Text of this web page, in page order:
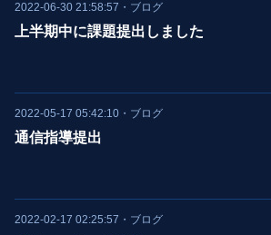
2022-06-30 21:58:57 ・ ブログ
上半期中に課題提出しました
2022-05-17 05:42:10 ・ ブログ
通信指導提出
2022-02-17 02:25:57 ・ ブログ